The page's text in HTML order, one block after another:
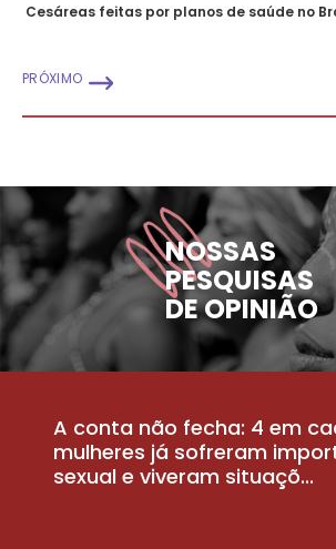
Cesáreas feitas por planos de saúde no
PRÓXIMO
NOSSAS
PESQUISAS
DE OPINIÃO
A conta não fecha: 4 em
mulheres já sofreram
sexual e viveram situaçõ...